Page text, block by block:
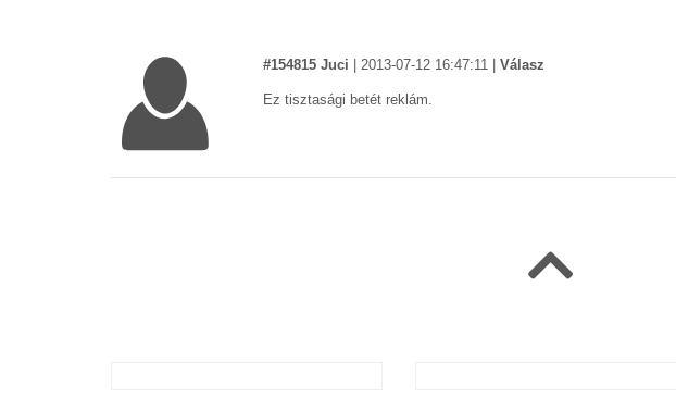
#154815 Juci 2013-07-12 16:47:11 Válasz
Ez tisztasági betét reklám.